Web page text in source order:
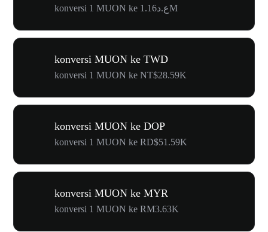
konversi 1 MUON ke ع.د1.16M
konversi MUON ke TWD
konversi 1 MUON ke NT$28.59K
konversi MUON ke DOP
konversi 1 MUON ke RD$51.59K
konversi MUON ke MYR
konversi 1 MUON ke RM3.63K